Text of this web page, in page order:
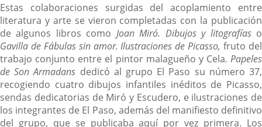
Estas colaboraciones surgidas del acoplamiento entre
literatura y arte se vieron completadas con la publicación
de algunos libros como Joan Miró. Dibujos y litografías o
Gavilla de Fábulas sin amor. Ilustraciones de Picasso,fruto del
trabajo conjunto entre el pintor malagueño y Cela. Papeles
de Son Armadans dedicó al grupo El Paso su número 37,
recogiendo cuatro dibujos infantiles inéditos de Picasso,
sendas dedicatorias de Miró y Escudero, e ilustraciones de
los integrantes de El Paso, además del manifiesto definitivo
del grupo, que se publicaba aquí por vez primera. Los